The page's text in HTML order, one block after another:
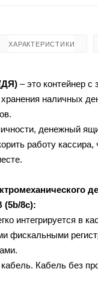
ХАРАКТЕРИСТИКИ
– это контейнер с
наличных
денежный
работу
(5b/8c):
интегрируется в
фискальными
Кабель без